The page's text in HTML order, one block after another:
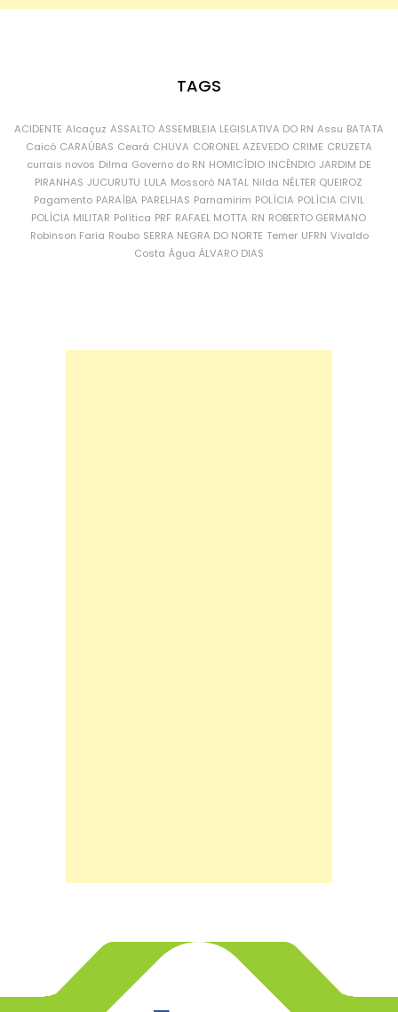
TAGS
ACIDENTE Alcaçuz ASSALTO ASSEMBLEIA LEGISLATIVA DO RN Assu BATATA
Caicó CARAÚBAS Ceará CHUVA CORONEL AZEVEDO CRIME CRUZETA
currais novos Dilma Governo do RN HOMICÍDIO INCÊNDIO JARDIM DE
PIRANHAS JUCURUTU LULA Mossoró NATAL Nilda NÉLTER QUEIROZ
Pagamento PARAÍBA PARELHAS Parnamirim POLÍCIA POLÍCIA CIVIL
POLÍCIA MILITAR Política PRF RAFAEL MOTTA RN ROBERTO GERMANO
Robinson Faria Roubo SERRA NEGRA DO NORTE Temer UFRN Vivaldo
Costa Água ÁLVARO DIAS